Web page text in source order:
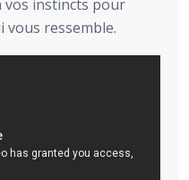
vos instincts pour
ressemble.